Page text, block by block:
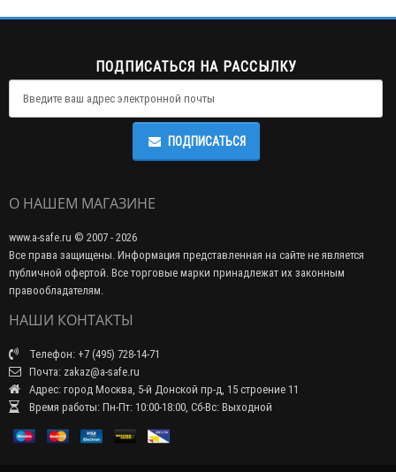
ПОДПИСАТЬСЯ НА РАССЫЛКУ
ПОДПИСАТЬСЯ
О НАШЕМ МАГАЗИНЕ
www.a-safe.ru © 2007 - 2026
Все права защищены. Информация представленная на сайте не является
публичной офертой. Все торговые марки принадлежат их законным
правообладателям.
НАШИ КОНТАКТЫ
Телефон: +7 (495) 728-14-71
Почта: zakaz@a-safe.ru
Адрес: город Москва, 5-й Донской пр-д, 15 строение 11
Время работы: Пн-Пт: 10:00-18:00, Сб-Вс: Выходной